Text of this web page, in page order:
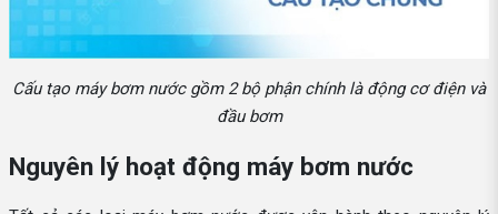
Cấu tạo máy bơm nước gồm 2 bộ phận chính là động cơ điện và
đầu bơm
Nguyên lý hoạt động máy bơm nước